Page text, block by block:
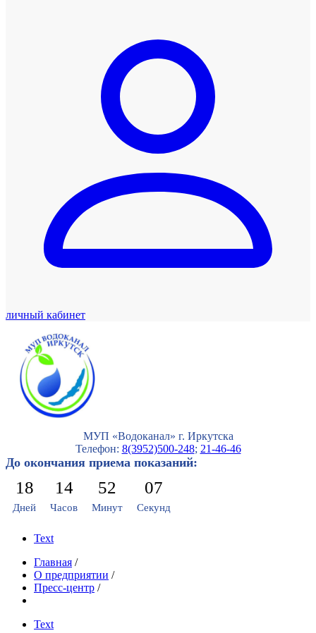
личный кабинет
МУП «Водоканал» г. Иркутска
Телефон: 8(3952)500-248; 21-46-46
До окончания приема показаний:
18
Дней
14
Часов
52
Минут
05
Секунд
Text
Главная /
О предприятии /
Пресс-центр /
Text